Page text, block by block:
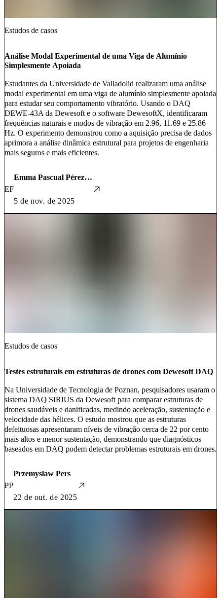
Estudos de casos
Análise Modal Experimental de uma Viga de Alumínio
Simplesmente Apoiada
Estudantes da Universidade de Valladolid realizaram uma análise
modal experimental em uma viga de alumínio simplesmente apoiada
para estudar seu comportamento vibratório. Usando o DAQ
DEWE-43A da Dewesoft e o software DewesoftX, identificaram
frequências naturais e modos de vibração em 2.96, 11.69 e 25.86
Hz. O experimento demonstrou como a aquisição precisa de dados
aprimora a análise dinâmica estrutural para projetos de engenharia
mais seguros e mais eficientes.
EF
Emma Pascual Pérez, Elsa Egido Manzano, e Guillermo Fernández
5 de nov. de 2025
Estudos de casos
Testes estruturais em estruturas de drones com Dewesoft DAQ
Na Universidade de Tecnologia de Poznan, pesquisadores usaram o
sistema DAQ SIRIUS da Dewesoft para comparar estruturas de
drones saudáveis e danificadas, medindo aceleração, sustentação e
velocidade das hélices. O estudo mostrou que as estruturas
defeituosas apresentaram níveis de vibração cerca de 22 por cento
mais altos e menor sustentação, demonstrando que diagnósticos
baseados em DAQ podem detectar problemas estruturais em drones.
PP
Przemysław Pers
22 de out. de 2025